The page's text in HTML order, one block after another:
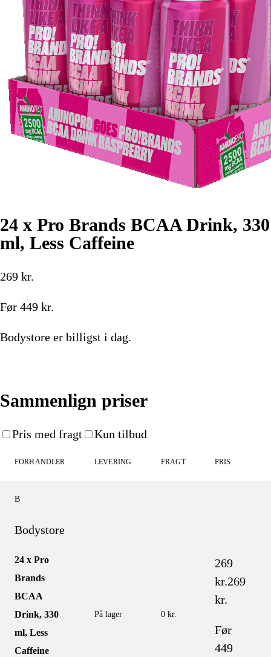
24 x Pro Brands BCAA Drink, 330
ml, Less Caffeine
269 kr.
Før 449 kr.
Bodystore er billigst i dag.
Sammenlign priser
Pris med fragt Kun tilbud
FORHANDLER LEVERING FRAGT PRIS
B
Bodystore
24 x Pro
Brands
BCAA
Drink, 330
ml, Less
Caffeine
På lager 0 kr.
269
kr.269
kr.
Før
449